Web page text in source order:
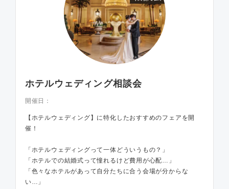
ホテルウェディング相談会
開催日：
【ホテルウェディング】に特化したおすすめのフェアを開
催！
「ホテルウェディングって一体どういうもの？」
「ホテルでの結婚式って憧れるけど費用が心配…」
「色々なホテルがあって自分たちに合う会場が分からな
い…」